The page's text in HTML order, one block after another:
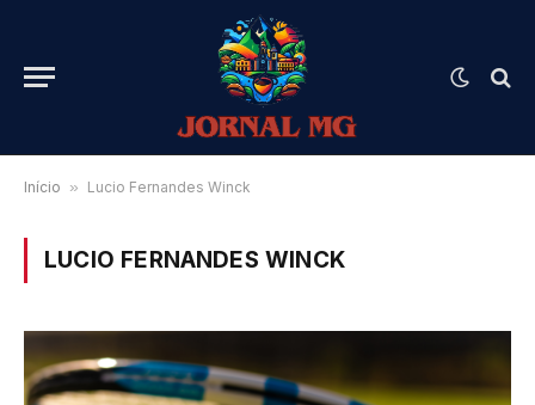
Início » Lucio Fernandes Winck
LUCIO FERNANDES WINCK